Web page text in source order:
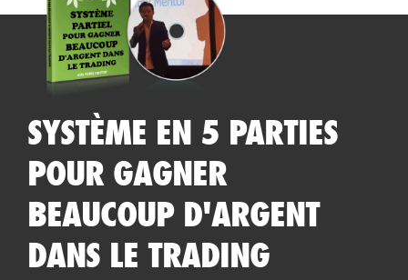
SYSTÈME EN 5 PARTIES
POUR GAGNER
BEAUCOUP D'ARGENT
DANS LE TRADING